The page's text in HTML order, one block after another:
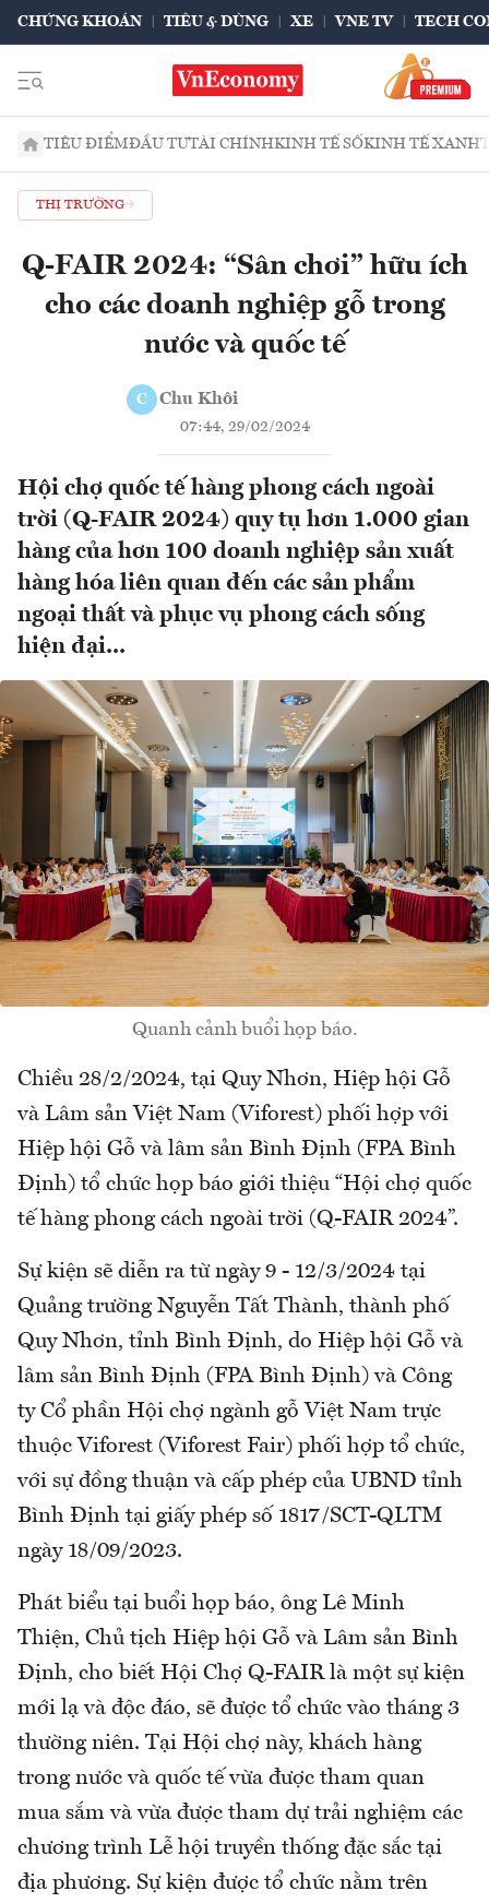
CHỨNG KHOÁN TIÊU & DÙNG XE VNE TV TECH
TIÊU ĐIỂMĐẦU TƯTÀI CHÍNHKINH TẾ SỐKINH TẾ XANH
THỊ TRƯỜNG
Q-FAIR 2024: “Sân chơi” hữu ích
cho các doanh nghiệp gỗ trong
nước và quốc tế
C Chu Khôi
07:44, 29/02/2024
Hội chợ quốc tế hàng phong cách ngoài
trời (Q-FAIR 2024) quy tụ hơn 1.000 gian
hàng của hơn 100 doanh nghiệp sản xuất
hàng hóa liên quan đến các sản phẩm
ngoại thất và phục vụ phong cách sống
hiện đại...
Quanh cảnh buổi họp báo.
Chiều 28/2/2024, tại Quy Nhơn, Hiệp hội Gỗ
và Lâm sản Việt Nam (Viforest) phối hợp với
Hiệp hội Gỗ và lâm sản Bình Định (FPA Bình
Định) tổ chức họp báo giới thiệu “Hội chợ quốc
tế hàng phong cách ngoài trời (Q-FAIR 2024”.
Sự kiện sẽ diễn ra từ ngày 9 - 12/3/2024 tại
Quảng trường Nguyễn Tất Thành, thành phố
Quy Nhơn, tỉnh Bình Định, do Hiệp hội Gỗ và
lâm sản Bình Định (FPA Bình Định) và Công
ty Cổ phần Hội chợ ngành gỗ Việt Nam trực
thuộc Viforest (Viforest Fair) phối hợp tổ chức,
với sự đồng thuận và cấp phép của UBND tỉnh
Bình Định tại giấy phép số 1817/SCT-QLTM
ngày 18/09/2023.
Phát biểu tại buổi họp báo, ông Lê Minh
Thiện, Chủ tịch Hiệp hội Gỗ và Lâm sản Bình
Định, cho biết Hội Chợ Q-FAIR là một sự kiện
mới lạ và độc đáo, sẽ được tổ chức vào tháng 3
thường niên. Tại Hội chợ này, khách hàng
trong nước và quốc tế vừa được tham quan
mua sắm và vừa được tham dự trải nghiệm các
chương trình Lễ hội truyền thống đặc sắc tại
địa phương. Sự kiện được tổ chức nằm trên